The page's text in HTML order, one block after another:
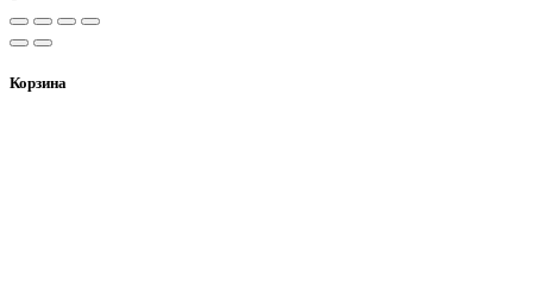
Корзина